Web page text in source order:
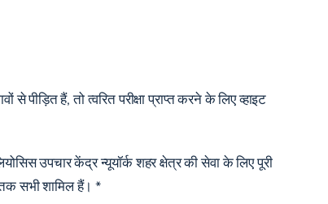
हैं, तो त्वरित परीक्षा प्राप्त करने के लिए व्हाइट
उपचार केंद्र न्यूयॉर्क शहर क्षेत्र की सेवा के लिए पूरी
सभी शामिल हैं। *